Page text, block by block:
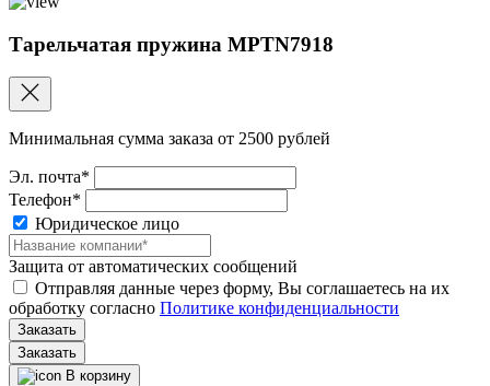
Тарельчатая пружина MPTN7918
Минимальная сумма заказа от 2500 рублей
Эл. почта*
Телефон*
Юридическое лицо
Защита от автоматических сообщений
Отправляя данные через форму, Вы соглашаетесь на их
обработку согласно Политике конфиденциальности
Заказать
В корзину